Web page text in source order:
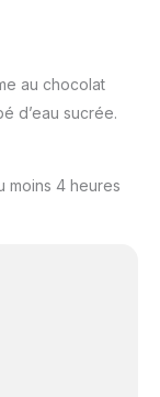
au chocolat
d’eau sucrée.
moins 4 heures